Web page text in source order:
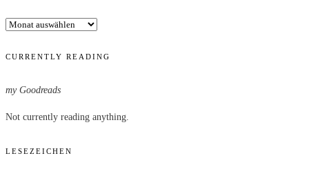
Archiv
CURRENTLY READING
my Goodreads
Not currently reading anything.
LESEZEICHEN